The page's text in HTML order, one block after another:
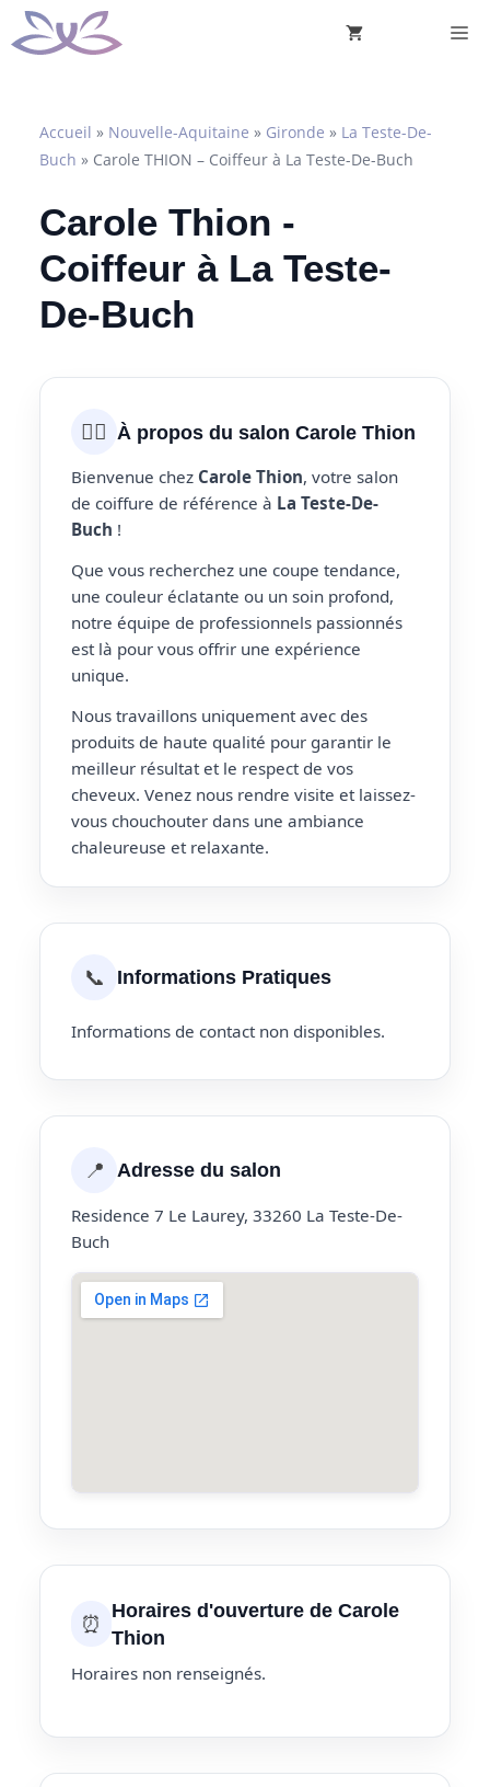
Aller
au
Accueil » Nouvelle-Aquitaine » Gironde » La Teste-De-
Buch » Carole THION – Coiffeur à La Teste-De-Buch
Carole Thion -
Coiffeur à La Teste-
De-Buch
💇‍♀️ À propos du salon Carole Thion
Bienvenue chez Carole Thion, votre salon
de coiffure de référence à La Teste-De-
Buch !
Que vous recherchez une coupe tendance,
une couleur éclatante ou un soin profond,
notre équipe de professionnels passionnés
est là pour vous offrir une expérience
unique.
Nous travaillons uniquement avec des
produits de haute qualité pour garantir le
meilleur résultat et le respect de vos
cheveux. Venez nous rendre visite et laissez-
vous chouchouter dans une ambiance
chaleureuse et relaxante.
📞 Informations Pratiques
Informations de contact non disponibles.
📍 Adresse du salon
Residence 7 Le Laurey, 33260 La Teste-De-
Buch
⏰
Horaires d'ouverture de Carole
Thion
Horaires non renseignés.